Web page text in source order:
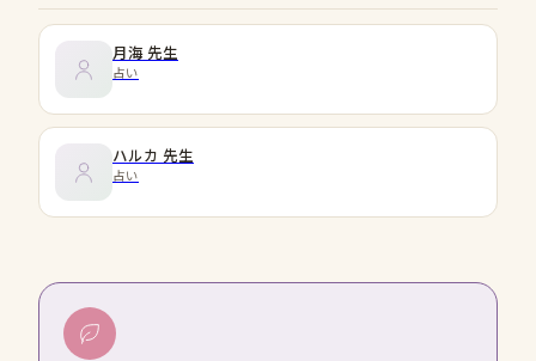
月海 先生
占い
ハルカ 先生
占い